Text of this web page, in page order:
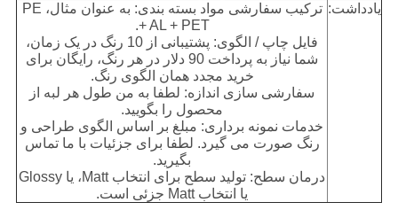
يادداشت:
ترکیب سفارشی مواد بسته بندی: به عنوان مثال، PE
+ AL + PET.
فایل چاپ / الگوی: پشتیبانی از 10 رنگ در یک زمان،
شما نیاز به پرداخت 90 دلار در هر رنگ، رایگان برای
خرید مجدد همان الگوی رنگ.
سفارشی سازی اندازه: لطفا به من طول هر لبه از
محصول را بگویید.
خدمات نمونه برداری: مبلغ بر اساس الگوی طراحی و
رنگ صورت می گیرد. لطفا برای جزئیات با ما تماس
بگیرید.
درمان سطح: تولید سطح برای انتخاب Matt، یا Glossy
یا انتخاب Matt جزئی است.